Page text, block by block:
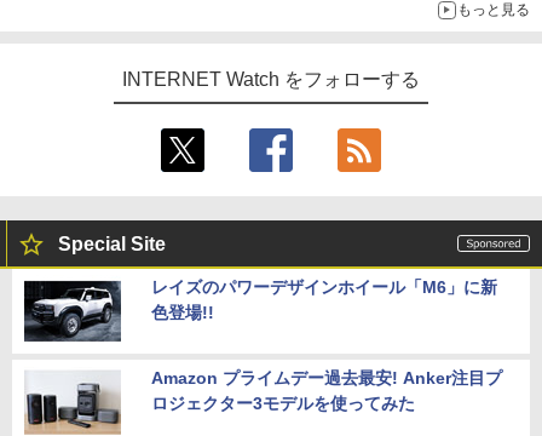
もっと見る
INTERNET Watch をフォローする
Special Site
レイズのパワーデザインホイール「M6」に新
色登場!!
Amazon プライムデー過去最安! Anker注目プ
ロジェクター3モデルを使ってみた